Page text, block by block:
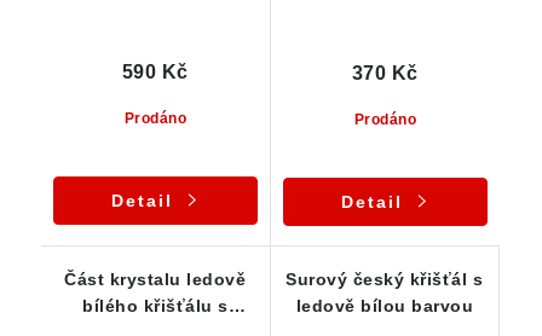
Prodáno
590 Kč
Detail
Prodáno
370 Kč
Detail
Část krystalu ledově
bílého křišťálu s
Surový český křišťál s
ledově bílou barvou